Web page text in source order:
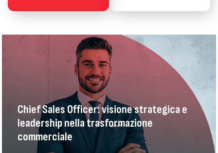
Chief Sales Officer: visione strategica e
leadership nella trasformazione
commerciale